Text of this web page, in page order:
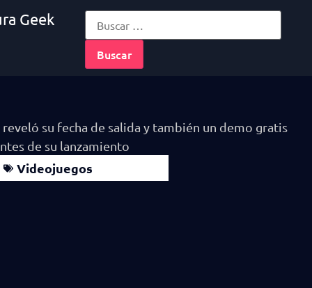
Geek
Videojuegos